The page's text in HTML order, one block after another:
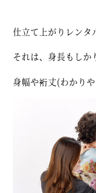
仕立て上がりレンタ
それは、身長もしか
身幅や裄丈(わかり